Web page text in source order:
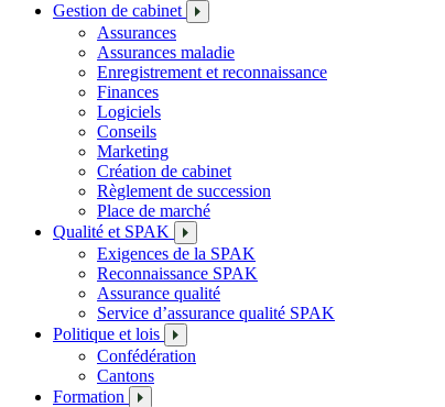
Gestion de cabinet
Assurances
Assurances maladie
Enregistrement et reconnaissance
Finances
Logiciels
Conseils
Marketing
Création de cabinet
Règlement de succession
Place de marché
Qualité et SPAK
Exigences de la SPAK
Reconnaissance SPAK
Assurance qualité
Service d’assurance qualité SPAK
Politique et lois
Confédération
Cantons
Formation